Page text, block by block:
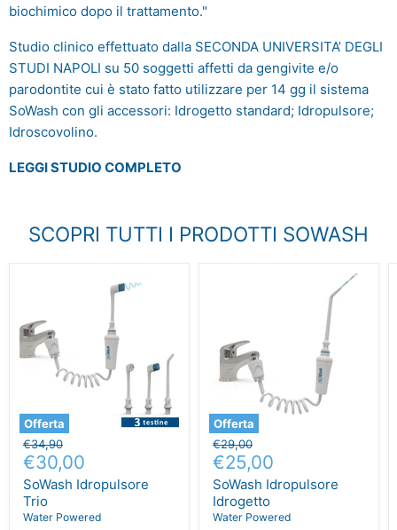
biochimico dopo il trattamento."
Studio clinico effettuato dalla SECONDA UNIVERSITA’ DEGLI
STUDI NAPOLI su 50 soggetti affetti da gengivite e/o
parodontite cui è stato fatto utilizzare per 14 gg il sistema
SoWash con gli accessori: Idrogetto standard; Idropulsore;
Idroscovolino.
LEGGI STUDIO COMPLETO
SCOPRI TUTTI I PRODOTTI SOWASH
Offerta
Prezzo
originale
€34,90
Prezzo
attuale
€30,00
SoWash Idropulsore
Trio
Water Powered
Offerta
Prezzo
originale
€29,00
Prezzo
attuale
€25,00
SoWash Idropulsore
Idrogetto
Water Powered